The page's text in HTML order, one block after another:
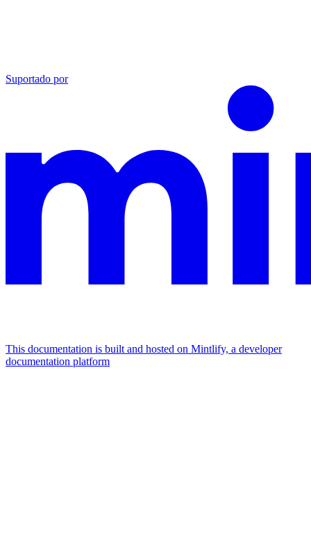
Suportado por
This documentation is built and hosted on Mintlify, a developer
documentation platform